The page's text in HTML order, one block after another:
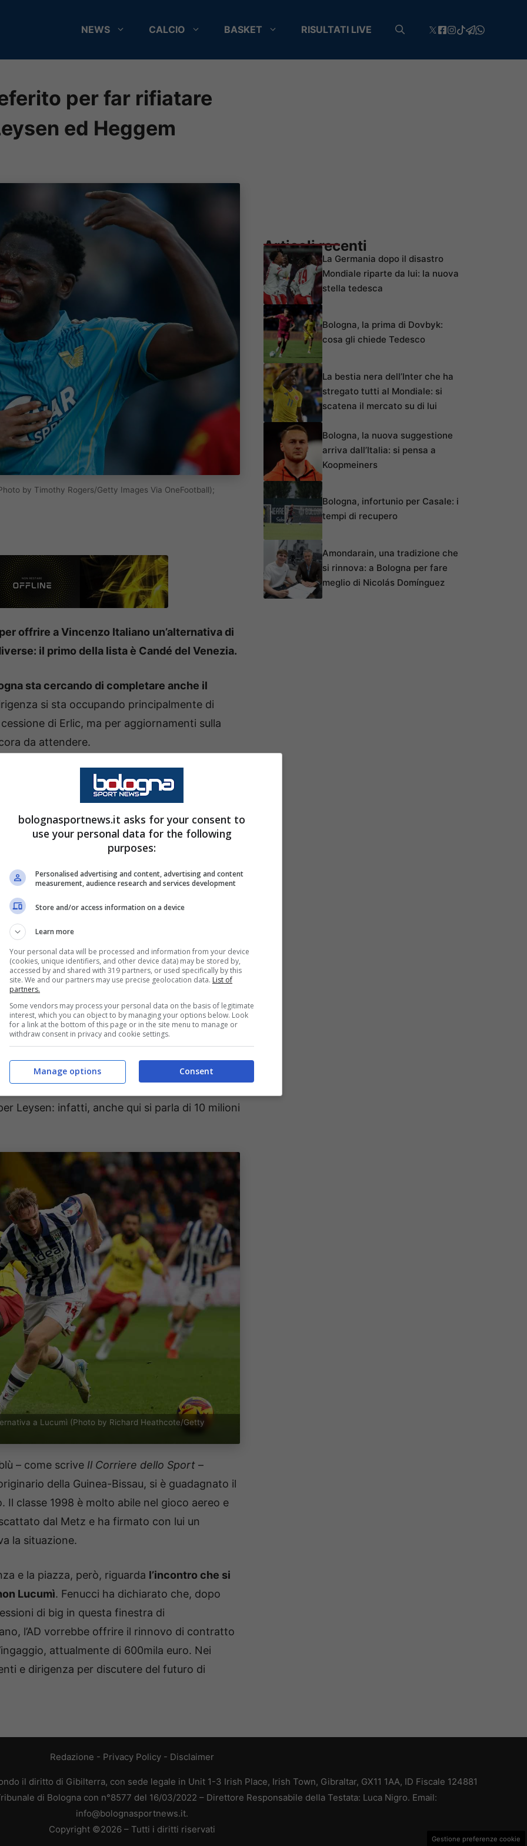
NEWS CALCIO BASKET RISULTATI LIVE
per far rifiatare
ed Heggem
by Timothy Rogers/Getty Images Via OneFootball);
offrire a Vincenzo Italiano un’alternativa di
il primo della lista è Candé del Venezia.
sta cercando di completare anche il
si sta occupando principalmente di
di Erlic, ma per aggiornamenti sulla
da attendere.
delle buone alternative ai titolari di difesa.
avrà poi bisogno di un terzo affidabile
e i felsinei dovranno decidere se affidarsi
Candé la prima alternativa
per il reparto di difesa dei rossoblù, è stato
è corteggiato da Sartori e Di Vaio, i quali
Gilloise per il cartellino del difensore. Però, i
campionato belga) non avrebbero
euro, bonus compresi, per venderlo. Il club
stagione 2025-26.
del West Bromwich Albion
Championship. Era stato prelevato dal
l’estate scorsa. La richiesta degli inglesi,
Leysen: infatti, anche qui si parla di 10 milioni
a Lucumì (Photo by Richard Heathcote/Getty
– come scrive Il Corriere dello Sport –
della Guinea-Bissau, si è guadagnato il
Il classe 1998 è molto abile nel gioco aereo e
dal Metz e ha firmato con lui un
la situazione.
e la piazza, però, riguarda l’incontro che si
Lucumì. Fenucci ha dichiarato che, dopo
di big in questa finestra di
l’AD vorrebbe offrire il rinnovo di contratto
attualmente di 600mila euro. Nei
e dirigenza per discutere del futuro di
Articoli recenti
La Germania dopo il disastro
Mondiale riparte da lui: la nuova
stella tedesca
Bologna, la prima di Dovbyk:
cosa gli chiede Tedesco
La bestia nera dell’Inter che ha
stregato tutti al Mondiale: si
scatena il mercato su di lui
Bologna, la nuova suggestione
arriva dall’Italia: si pensa a
Koopmeiners
Bologna, infortunio per Casale: i
tempi di recupero
Amondarain, una tradizione che
si rinnova: a Bologna per fare
meglio di Nicolás Domínguez
Redazione - Privacy Policy- Disclaimer
il diritto di Gibilterra, con sede legale in Unit 1-3 Irish Place, Irish Town, Gibraltar, GX11 1AA, ID Fiscale 124881
di Bologna con n°8577 del 16/03/2022 – Direttore Responsabile della Testata: Luca Nigro. Email:
info@bolognasportnews.it.
Copyright ©2026 – Tutti i diritti riservati
Gestione preferenze cookie
bolognasportnews.it asks for your consent to
use your personal data for the following
purposes:
Personalised advertising and content, advertising and content
measurement, audience research and services development
Store and/or access information on a device
Learn more
Your personal data will be processed and information from your device
(cookies, unique identifiers, and other device data) may be stored by,
accessed by and shared with 319 partners, or used specifically by this
site. We and our partners may use precise geolocation data. List of
partners.
Some vendors may process your personal data on the basis of legitimate
interest, which you can object to by managing your options below. Look
for a link at the bottom of this page or in the site menu to manage or
withdraw consent in privacy and cookie settings.
Consent
Manage options